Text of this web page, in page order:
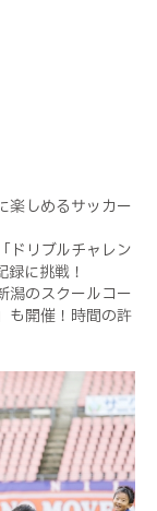
楽しめるサッカー
ドリブルチャレン
に挑戦！
潟のスクールコー
も開催！時間の許